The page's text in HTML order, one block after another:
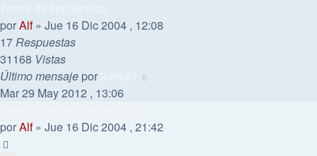
porAlf» Jue 16 Dic 2004 , 12:08
17Respuestas
31168 Vistas
Último mensaje por
Mar 29 May 2012 , 13:06
porAlf» Jue 16 Dic 2004 , 21:42